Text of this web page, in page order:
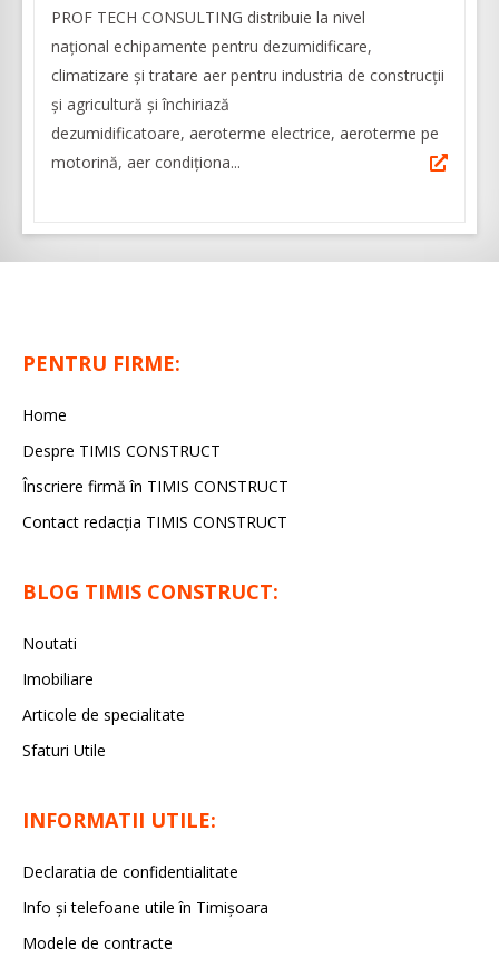
PROF TECH CONSULTING distribuie la nivel
național echipamente pentru dezumidificare,
climatizare și tratare aer pentru industria de construcții
și agricultură și închiriază
dezumidificatoare, aeroterme electrice, aeroterme pe
motorină, aer condiționa...
PENTRU FIRME:
Home
Despre TIMIS CONSTRUCT
Înscriere firmă în TIMIS CONSTRUCT
Contact redacția TIMIS CONSTRUCT
BLOG TIMIS CONSTRUCT:
Noutati
Imobiliare
Articole de specialitate
Sfaturi Utile
INFORMATII UTILE:
Declaratia de confidentialitate
Info și telefoane utile în Timișoara
Modele de contracte